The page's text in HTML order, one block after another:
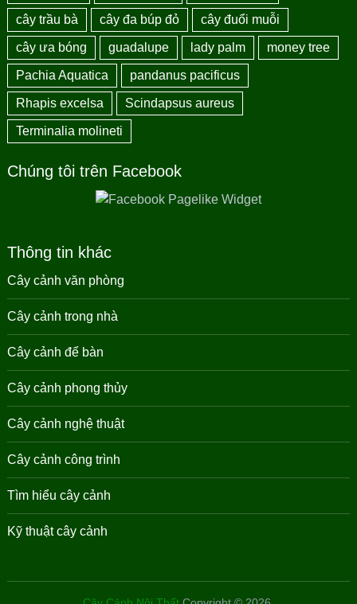
cây trầu bà cây đa búp đỏ cây đuổi muỗi
cây ưa bóng guadalupe lady palm money tree
Pachia Aquatica pandanus pacificus
Rhapis excelsa Scindapsus aureus
Terminalia molineti
Chúng tôi trên Facebook
Thông tin khác
Cây cảnh văn phòng
Cây cảnh trong nhà
Cây cảnh để bàn
Cây cảnh phong thủy
Cây cảnh nghệ thuật
Cây cảnh công trình
Tìm hiểu cây cảnh
Kỹ thuật cây cảnh